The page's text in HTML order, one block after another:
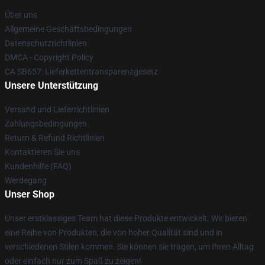
Über uns
Allgemeine Geschäftsbedingungen
Datenschutzrichtlinien
DMCA - Copyright Policy
CA SB657: Lieferkettentransparenzgesetz
Unsere Unterstützung
Versand und Lieferrichtlinien
Zahlungsbedingungen
Return & Refund Richtlinien
Kontaktieren Sie uns
Kundenhilfe (FAQ)
Werdegang
Unser Shop
Unser erstklassiges Team hat diese Produkte entwickelt. Wir bieten
eine Reihe von Produkten, die von hoher Qualität sind und in
verschiedenen Stilen kommen. Sie können sie tragen, um Ihren Alltag
oder einfach nur zum Spaß zu zeigen!